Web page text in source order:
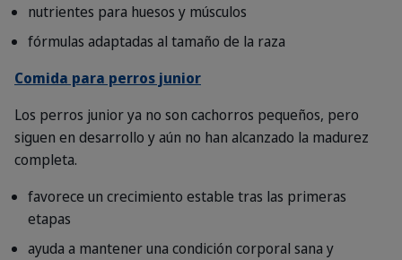
nutrientes para huesos y músculos
fórmulas adaptadas al tamaño de la raza
Comida para perros junior
Los perros junior ya no son cachorros pequeños, pero
siguen en desarrollo y aún no han alcanzado la madurez
completa.
favorece un crecimiento estable tras las primeras
etapas
ayuda a mantener una condición corporal sana y